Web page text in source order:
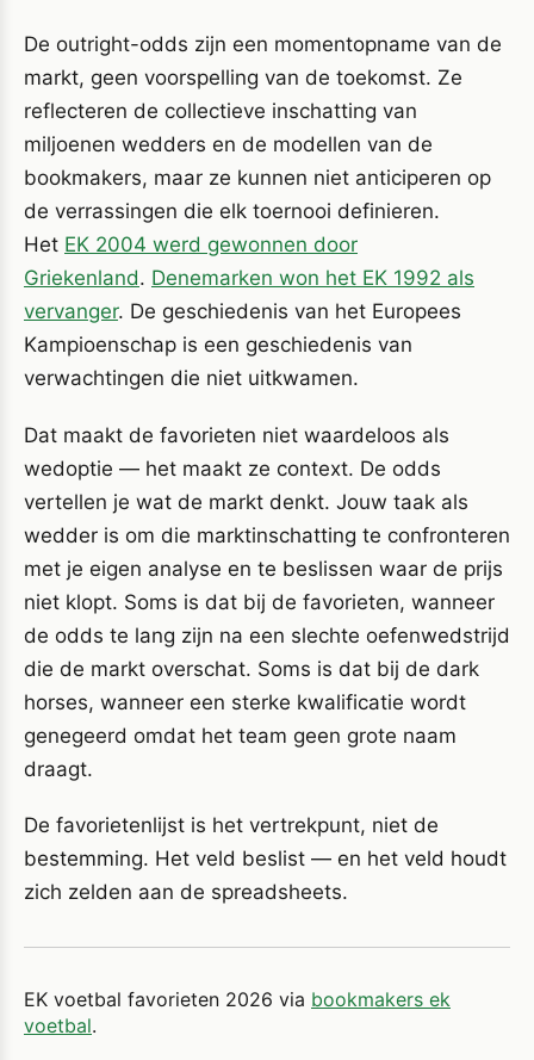
De outright-odds zijn een momentopname van de
markt, geen voorspelling van de toekomst. Ze
reflecteren de collectieve inschatting van
miljoenen wedders en de modellen van de
bookmakers, maar ze kunnen niet anticiperen op
de verrassingen die elk toernooi definieren.
Het EK 2004 werd gewonnen door
Griekenland. Denemarken won het EK 1992 als
vervanger. De geschiedenis van het Europees
Kampioenschap is een geschiedenis van
verwachtingen die niet uitkwamen.
Dat maakt de favorieten niet waardeloos als
wedoptie — het maakt ze context. De odds
vertellen je wat de markt denkt. Jouw taak als
wedder is om die marktinschatting te confronteren
met je eigen analyse en te beslissen waar de prijs
niet klopt. Soms is dat bij de favorieten, wanneer
de odds te lang zijn na een slechte oefenwedstrijd
die de markt overschat. Soms is dat bij de dark
horses, wanneer een sterke kwalificatie wordt
genegeerd omdat het team geen grote naam
draagt.
De favorietenlijst is het vertrekpunt, niet de
bestemming. Het veld beslist — en het veld houdt
zich zelden aan de spreadsheets.
EK voetbal favorieten 2026 via bookmakers ek
voetbal.